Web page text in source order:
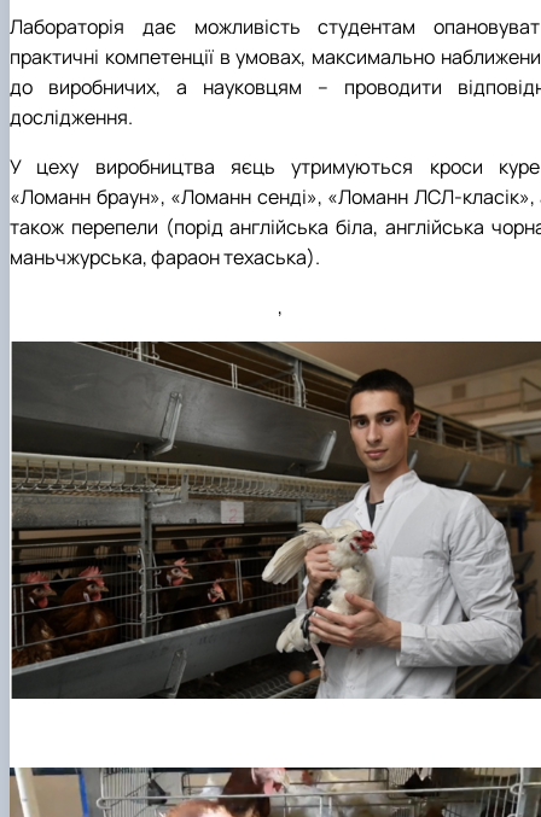
Лабораторія дає можливість студентам
практичні компетенції в умовах, максимально
до виробничих, а науковцям – проводити
дослідження.
У цеху виробництва яєць утримуються кроси
«Ломанн браун», «Ломанн сенді», «Ломанн ЛСЛ-класік»,
також перепели (порід англійська біла, англійська
маньчжурська, фараон техаська).
,